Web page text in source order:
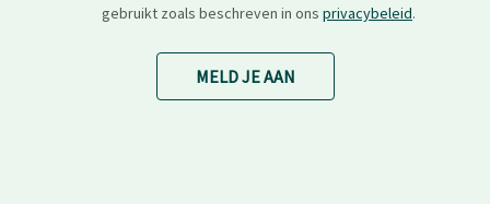
gebruikt zoals beschreven in ons privacybeleid.
MELD JE AAN